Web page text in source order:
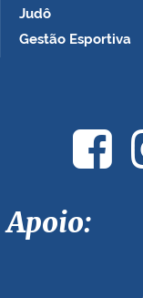
Judô
Gestão Esportiva